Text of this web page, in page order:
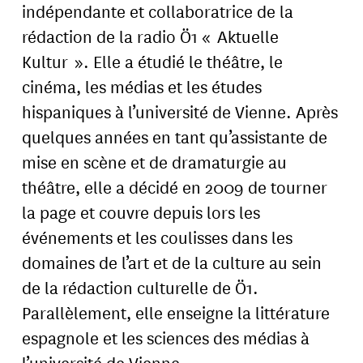
indépendante et collaboratrice de la
rédaction de la radio Ö1 « Aktuelle
Kultur ». Elle a étudié le théâtre, le
cinéma, les médias et les études
hispaniques à l’université de Vienne. Après
quelques années en tant qu’assistante de
mise en scène et de dramaturgie au
théâtre, elle a décidé en 2009 de tourner
la page et couvre depuis lors les
événements et les coulisses dans les
domaines de l’art et de la culture au sein
de la rédaction culturelle de Ö1.
Parallèlement, elle enseigne la littérature
espagnole et les sciences des médias à